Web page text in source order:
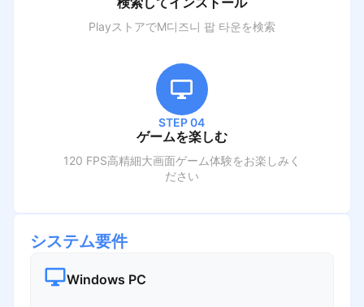
PlayストアでM디즈니 팝 타운を検索
STEP 04
ゲームを楽しむ
120 FPS高精細大画面ゲーム体験をお楽しみく
ださい
システム要件
Windows PC